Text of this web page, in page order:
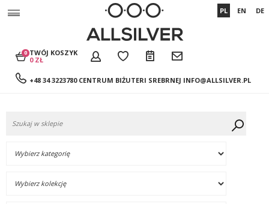
+48 34 3223780 CENTRUM BIŻUTERI SREBRNEJ INFO@ALLSILVER.PL
TWÓJ KOSZYK
0 ZŁ
0
PL EN DE